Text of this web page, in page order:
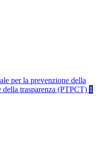
per la prevenzione della
della trasparenza (PTPCT) 1